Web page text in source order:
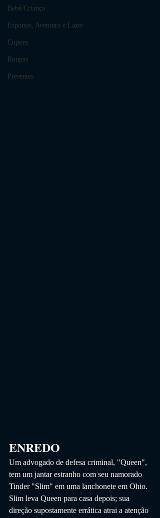
Bebê/Criança
Esportes, Aventura e Lazer
Cupom
Roupas
Presentes
ENREDO
Um advogado de defesa criminal, "Queen",
tem um jantar estranho com seu namorado
Tinder "Slim" em uma lanchonete em Ohio.
Slim leva Queen para casa depois; sua
direção supostamente errática atrai a atenção